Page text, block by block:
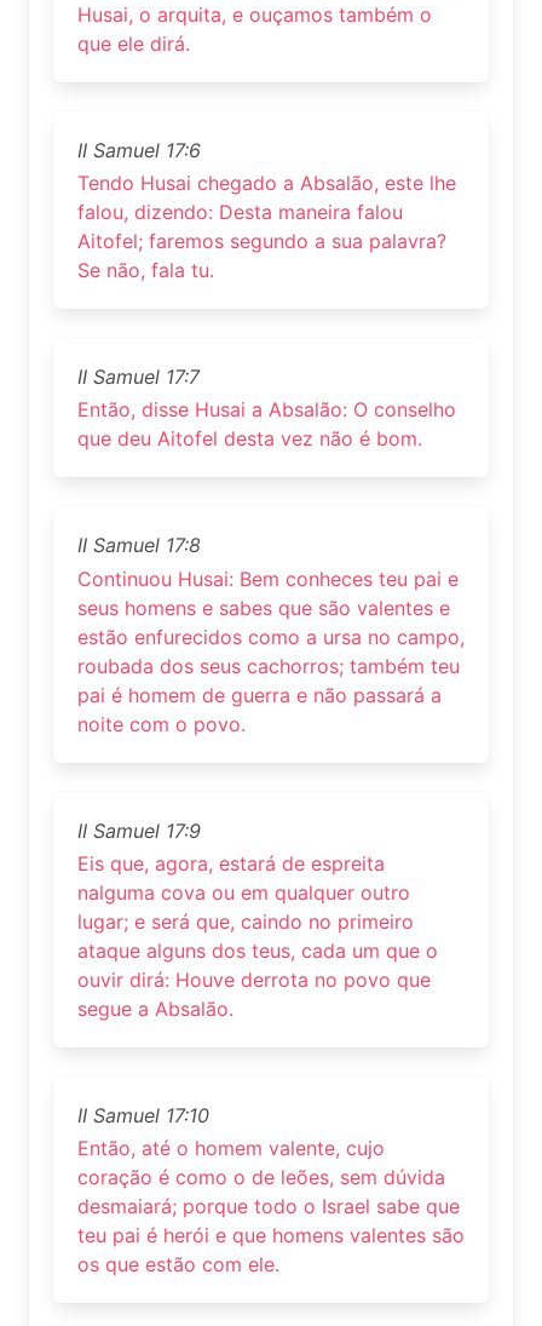
Husai, o arquita, e ouçamos também o
que ele dirá.
II Samuel 17:6
Tendo Husai chegado a Absalão, este lhe
falou, dizendo: Desta maneira falou
Aitofel; faremos segundo a sua palavra?
Se não, fala tu.
II Samuel 17:7
Então, disse Husai a Absalão: O conselho
que deu Aitofel desta vez não é bom.
II Samuel 17:8
Continuou Husai: Bem conheces teu pai e
seus homens e sabes que são valentes e
estão enfurecidos como a ursa no campo,
roubada dos seus cachorros; também teu
pai é homem de guerra e não passará a
noite com o povo.
II Samuel 17:9
Eis que, agora, estará de espreita
nalguma cova ou em qualquer outro
lugar; e será que, caindo no primeiro
ataque alguns dos teus, cada um que o
ouvir dirá: Houve derrota no povo que
segue a Absalão.
II Samuel 17:10
Então, até o homem valente, cujo
coração é como o de leões, sem dúvida
desmaiará; porque todo o Israel sabe que
teu pai é herói e que homens valentes são
os que estão com ele.